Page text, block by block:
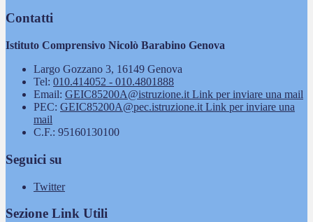
Contatti
Istituto Comprensivo Nicolò Barabino Genova
Largo Gozzano 3, 16149 Genova
Tel: 010.414052 - 010.4801888
Email: GEIC85200A@istruzione.it Link per inviare una mail
PEC: GEIC85200A@pec.istruzione.it Link per inviare una
mail
C.F.: 95160130100
Seguici su
Twitter
Sezione Link Utili